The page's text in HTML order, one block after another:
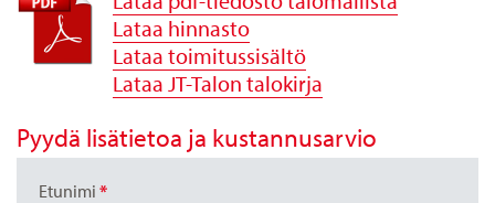
Lataa hinnasto
Lataa toimitussisältö
Lataa JT-Talon talokirja
Pyydä lisätietoa ja kustannusarvio
Etunimi *